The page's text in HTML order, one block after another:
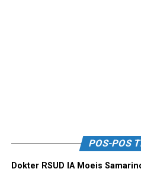
POS-POS
Dokter RSUD IA Moeis